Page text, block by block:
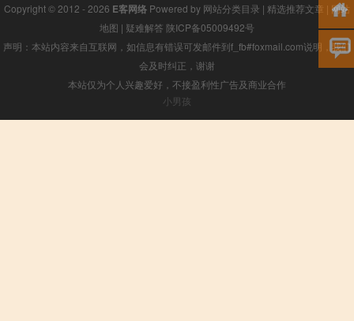
Copyright © 2012 - 2026 E客网络 Powered by 网站分类目录 | 精选推荐文章 | 网站
地图 | 疑难解答 陕ICP备05009492号
声明：本站内容来自互联网，如信息有错误可发邮件到f_fb#foxmail.com说明，我们
会及时纠正，谢谢
本站仅为个人兴趣爱好，不接盈利性广告及商业合作
小男孩